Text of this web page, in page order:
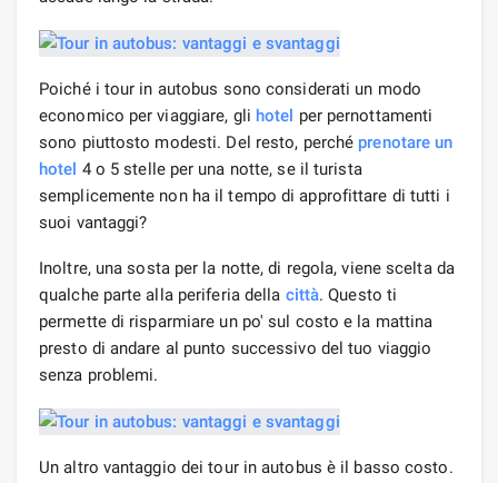
Poiché i tour in autobus sono considerati un modo
economico per viaggiare, gli hotel per pernottamenti
sono piuttosto modesti. Del resto, perché prenotare un
hotel 4 o 5 stelle per una notte, se il turista
semplicemente non ha il tempo di approfittare di tutti i
suoi vantaggi?
Inoltre, una sosta per la notte, di regola, viene scelta da
qualche parte alla periferia della città. Questo ti
permette di risparmiare un po' sul costo e la mattina
presto di andare al punto successivo del tuo viaggio
senza problemi.
Un altro vantaggio dei tour in autobus è il basso costo.